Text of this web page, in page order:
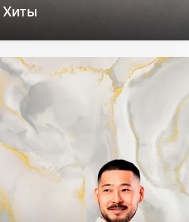
Хиты